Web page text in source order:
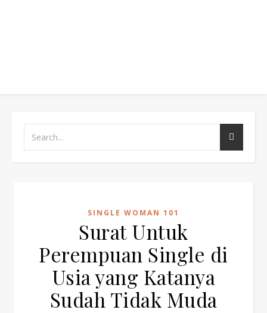
SINGLE WOMAN 101
Surat Untuk
Perempuan Single di
Usia yang Katanya
Sudah Tidak Muda